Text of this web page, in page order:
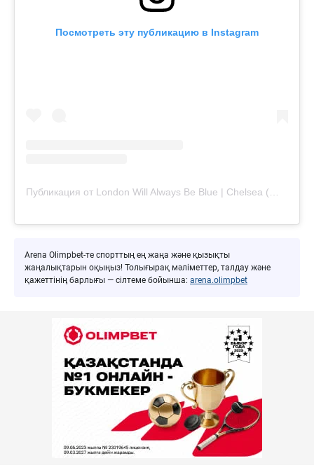
Посмотреть эту публикацию в Instagram
Arena Olimpbet-те спорттың ең жаңа және қызықты
жаңалықтарын оқыңыз! Толығырақ мәліметтер, талдау және
қажеттінің барлығы — сілтеме бойынша: arena.olimpbet